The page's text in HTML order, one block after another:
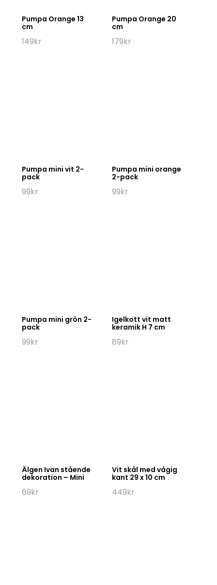
Pumpa Orange 13
cm
149kr
Pumpa Orange 20
cm
179kr
Pumpa mini vit 2-
pack
99kr
Pumpa mini orange
2-pack
99kr
Pumpa mini grön 2-
pack
99kr
Igelkott vit matt
keramik H 7 cm
89kr
Älgen Ivan stående
dekoration – Mini
69kr
Vit skål med vågig
kant 29 x 10 cm
449kr